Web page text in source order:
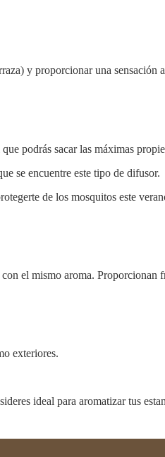
y proporcionar una sensación
podrás sacar las máximas
se encuentre este tipo de difusor.
de los mosquitos este
el mismo aroma. Proporcionan
exteriores.
ideal para aromatizar tus